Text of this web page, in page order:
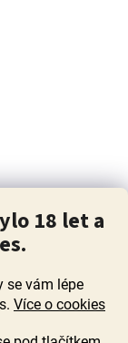
18 let a
se vám lépe
Více o cookies